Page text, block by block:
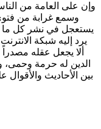
وإن على العامة من
وسمع غرابة من
يستعجل في نشر كل ما
يرد إليه شبكة
ألا يجعل عقله
الدين له حرمة وحمى،
بين الأحاديث